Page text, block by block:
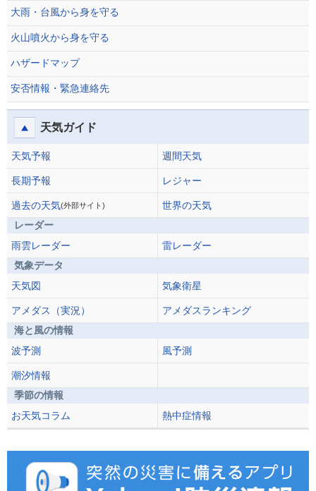
大雨・台風から身を守る
火山噴火から身を守る
ハザードマップ
安否情報・緊急連絡先
天気ガイド
天気予報 週間天気
長期予報 レジャー
過去の天気(外部サイト)
世界の天気
レーダー
雨雲レーダー
雷レーダー
気象データ
天気図
気象衛星
アメダス（実況）
アメダスランキング
海と風の情報
波予測
風予測
潮汐情報
季節の情報
お天気コラム
熱中症情報